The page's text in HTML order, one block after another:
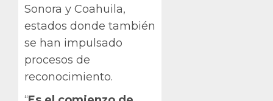
Sonora y Coahuila,
estados donde también
se han impulsado
procesos de
reconocimiento.